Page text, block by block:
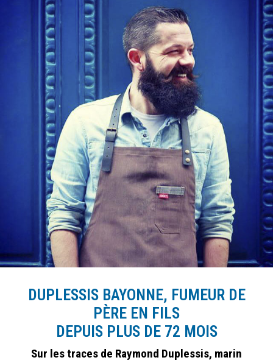
DUPLESSIS BAYONNE, FUMEUR DE
PÈRE EN FILS
DEPUIS PLUS DE 72 MOIS
Sur les traces de Raymond Duplessis, marin